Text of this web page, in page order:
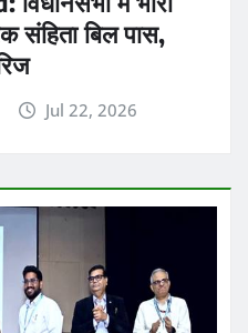
Jul 22, 2026